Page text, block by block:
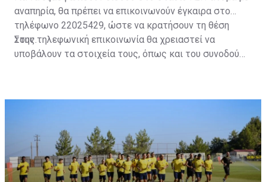
αναπηρία, θα πρέπει να επικοινωνούν έγκαιρα στο
τηλέφωνο 22025429, ώστε να κρατήσουν τη θέση
τους.
Στην τηλεφωνική επικοινωνία θα χρειαστεί να
υποβάλουν τα στοιχεία τους, όπως και του συνοδού